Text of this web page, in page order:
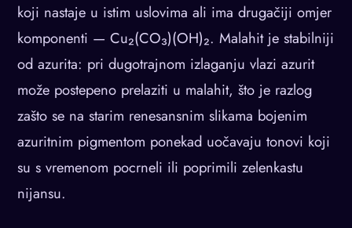
koji nastaje u istim uslovima ali ima drugačiji omjer
komponenti — Cu₂(CO₃)(OH)₂. Malahit je stabilniji
od azurita: pri dugotrajnom izlaganju vlazi azurit
može postepeno prelaziti u malahit, što je razlog
zašto se na starim renesansnim slikama bojenim
azuritnim pigmentom ponekad uočavaju tonovi koji
su s vremenom pocrneli ili poprimili zelenkastu
nijansu.